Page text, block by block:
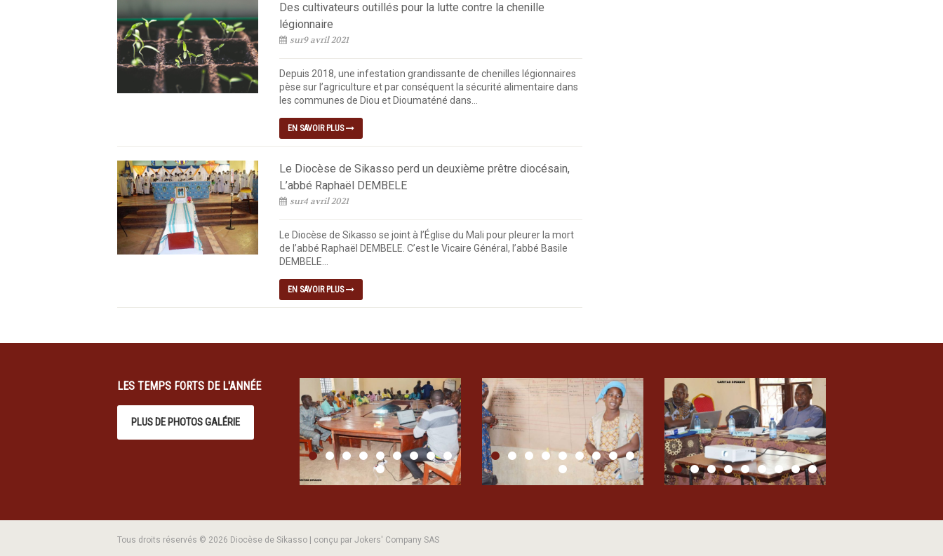
Des cultivateurs outillés pour la lutte contre la chenille
légionnaire
sur9 avril 2021
Depuis 2018, une infestation grandissante de chenilles légionnaires
pèse sur l’agriculture et par conséquent la sécurité alimentaire dans
les communes de Diou et Dioumaténé dans...
EN SAVOIR PLUS
Le Diocèse de Sikasso perd un deuxième prêtre diocésain,
L’abbé Raphaël DEMBELE
sur4 avril 2021
Le Diocèse de Sikasso se joint à l’Église du Mali pour pleurer la mort
de l’abbé Raphaël DEMBELE. C’est le Vicaire Général, l’abbé Basile
DEMBELE...
EN SAVOIR PLUS
LES TEMPS FORTS DE L'ANNÉE
PLUS DE PHOTOS GALÉRIE
Tous droits réservés © 2026 Diocèse de Sikasso | conçu par Jokers' Company SAS